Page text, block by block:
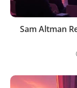
Sam Altman